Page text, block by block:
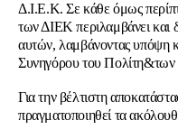
Δ.Ι.Ε.Κ. Σε κάθε όμως
των ΔΙΕΚ περιλαμβάνει και
αυτών, λαμβάνοντας υπόψη
Συνηγόρου του
Για την βέλτιστη
πραγματοποιηθεί τα